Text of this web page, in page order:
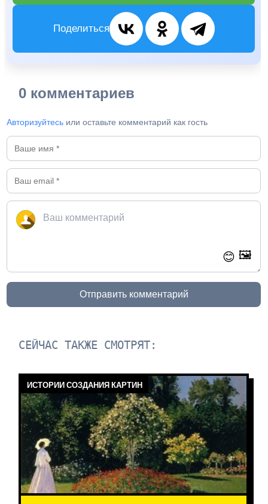
Поделиться
0 комментариев
Авторизуйтесь или оставьте комментарий как гость
😊 🖼️
Отправить комментарий
СЕЙЧАС ТАКЖЕ СМОТРЯТ:
ИСТОРИИ СОЗДАНИЯ КАРТИН